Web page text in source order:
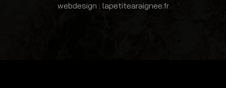
webdesign : lapetitearaignee.fr